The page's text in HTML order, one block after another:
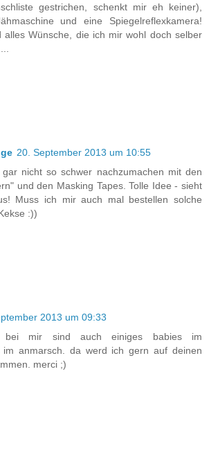
gestrichen, schenkt mir eh keiner),
und eine Spiegelreflexkamera!
alles Wünsche, die ich mir wohl doch selber
20. September 2013 um 10:55
nicht so schwer nachzumachen mit den
und den Masking Tapes. Tolle Idee - sieht
Muss ich mir auch mal bestellen solche
:))
2013 um 09:33
bei mir sind auch einiges babies im
im anmarsch. da werd ich gern auf deinen
merci ;)